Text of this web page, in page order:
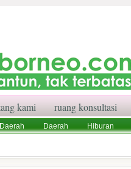
kami ruang konsultasi
Daerah Hiburan